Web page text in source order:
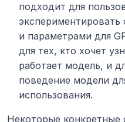
подходит для
и параметрами для
для тех, кто хочет
работает модель, и
поведение модели
использования.
Некоторые конкретные